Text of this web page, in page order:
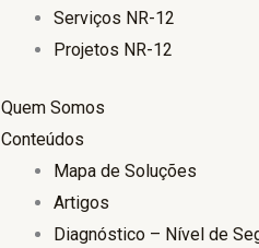
Serviços NR-12
Projetos NR-12
Quem Somos
Conteúdos
Mapa de Soluções
Artigos
Diagnóstico – Nível de